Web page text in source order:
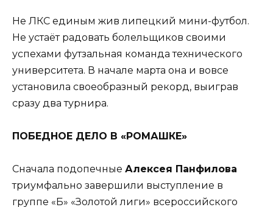
Не ЛКС единым жив липецкий мини-футбол.
Не устаёт радовать болельщиков своими
успехами футзальная команда технического
университета. В начале марта она и вовсе
установила своеобразный рекорд, выиграв
сразу два турнира.
ПОБЕДНОЕ ДЕЛО В «РОМАШКЕ»
Сначала подопечные Алексея Панфилова
триумфально завершили выступление в
группе «Б» «Золотой лиги» всероссийского